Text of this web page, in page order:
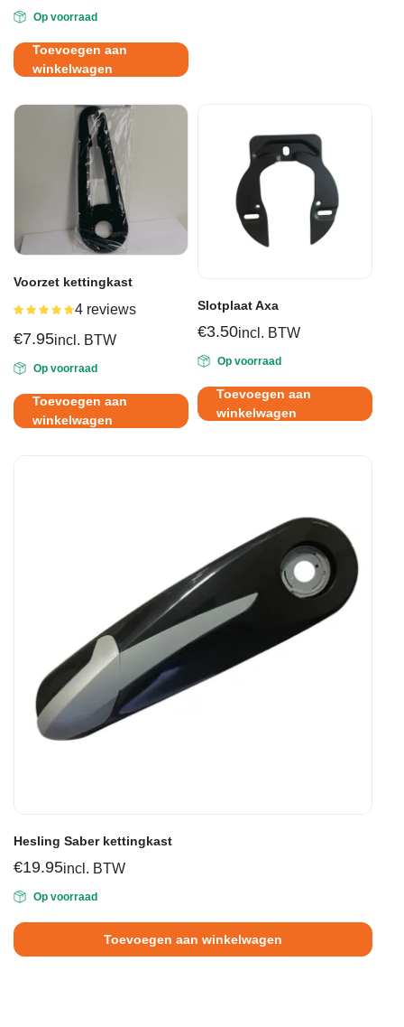
prijs
was:
€29.95.
prijs
is:
€13.95.
Op voorraad
Toevoegen aan
winkelwagen
Voorzet kettingkast
Gewaardeerd
4 reviews
€7.95incl. BTW
Op voorraad
Toevoegen aan
winkelwagen
Slotplaat Axa
€3.50incl. BTW
Op voorraad
Toevoegen aan
winkelwagen
Hesling Saber kettingkast
€19.95incl. BTW
Op voorraad
Toevoegen aan winkelwagen